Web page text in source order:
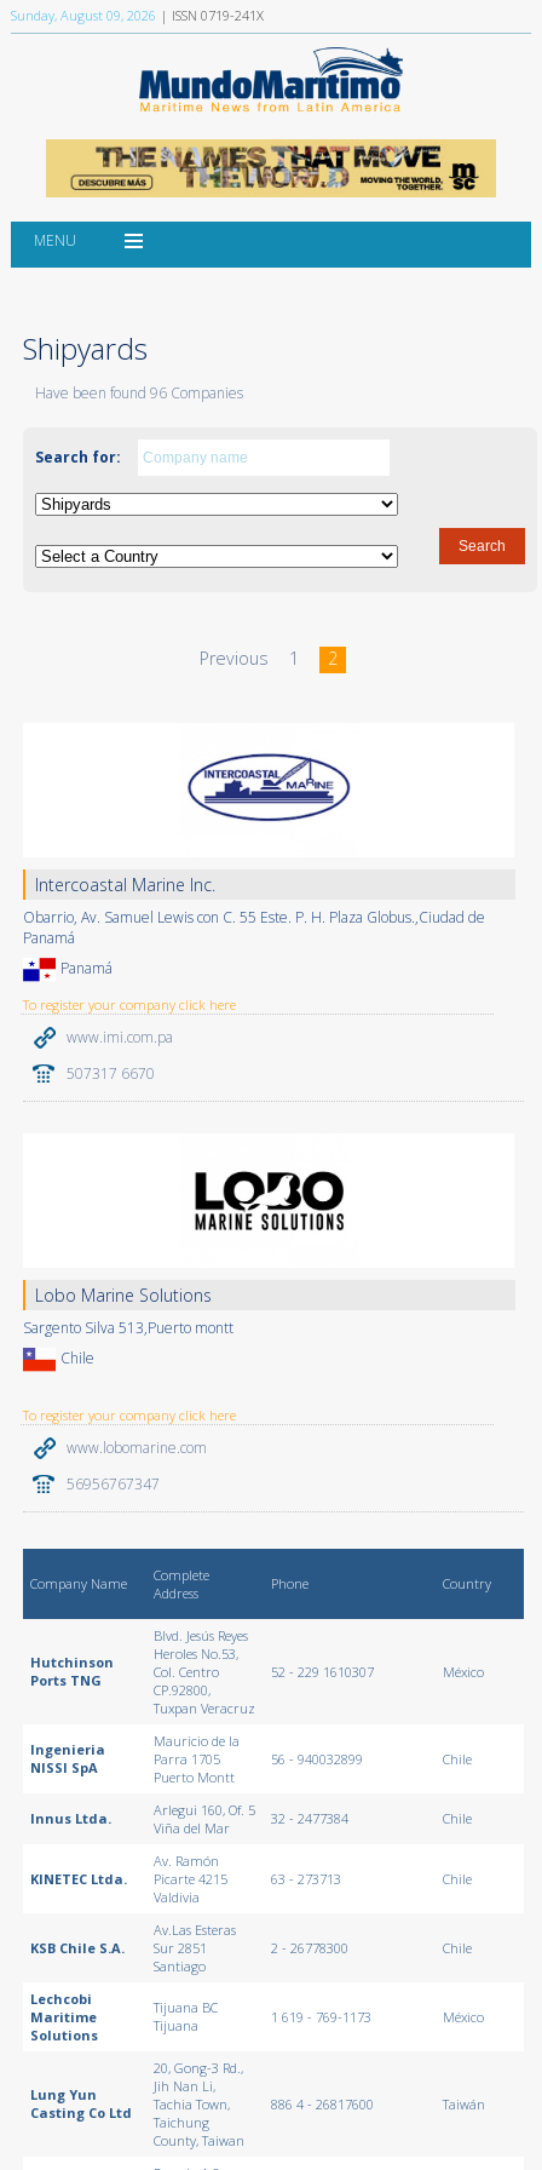
Sunday, August 09, 2026 | ISSN 0719-241X
MENU
Shipyards
Have been found 96 Companies
Search for:
Previous 1 2
Intercoastal Marine Inc.
Obarrio, Av. Samuel Lewis con C. 55 Este. P. H. Plaza Globus.,Ciudad de
Panamá
Panamá
To register your company click here
www.imi.com.pa
507317 6670
Lobo Marine Solutions
Sargento Silva 513,Puerto montt
Chile
To register your company click here
www.lobomarine.com
56956767347
Company Name
Complete
Address
Phone Country
Hutchinson
Ports TNG
Blvd. Jesús Reyes
Heroles No.53,
Col. Centro
CP.92800,
Tuxpan Veracruz
52 - 229 1610307 México
Ingenieria
NISSI SpA
Mauricio de la
Parra 1705
Puerto Montt
56 - 940032899 Chile
Innus Ltda.
Arlegui 160, Of. 5
Viña del Mar
32 - 2477384 Chile
KINETEC Ltda.
Av. Ramón
Picarte 4215
Valdivia
63 - 273713 Chile
KSB Chile S.A.
Av.Las Esteras
Sur 2851
Santiago
2 - 26778300 Chile
Lechcobi
Maritime
Solutions
Tijuana BC
Tijuana
1 619 - 769-1173 México
Lung Yun
Casting Co Ltd
20, Gong-3 Rd.,
Jih Nan Li,
Tachia Town,
Taichung
County, Taiwan
886 4 - 26817600 Taiwán